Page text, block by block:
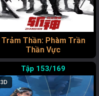
Trảm Thần: Phàm Trần
Thần Vực
153/169
3D